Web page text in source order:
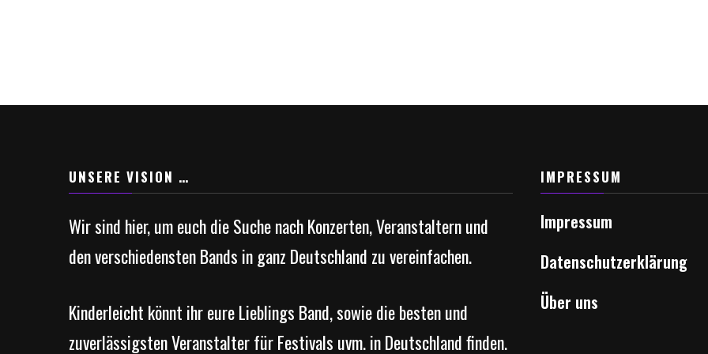
UNSERE VISION …
Wir sind hier, um euch die Suche nach Konzerten, Veranstaltern und
den verschiedensten Bands in ganz Deutschland zu vereinfachen.
Kinderleicht könnt ihr eure Lieblings Band, sowie die besten und
zuverlässigsten Veranstalter für Festivals uvm. in Deutschland finden.
IMPRESSUM
Impressum
Datenschutzerklärung
Über uns